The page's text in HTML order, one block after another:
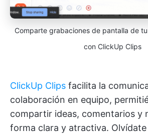
Comparte grabaciones de pantalla de
con ClickUp Clips
ClickUp Clips facilita la
colaboración en equipo,
compartir ideas, comentarios y
forma clara y atractiva. Olvídate